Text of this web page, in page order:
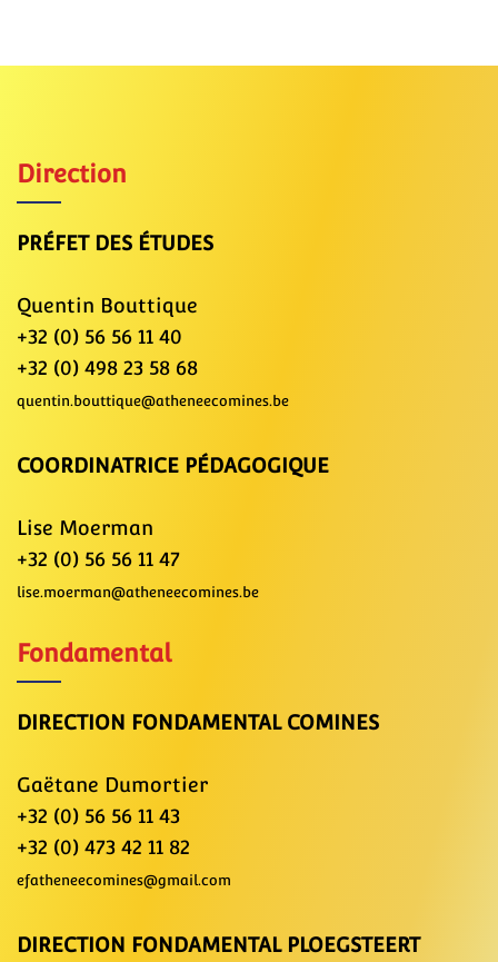
Direction
PRÉFET DES ÉTUDES
Quentin Bouttique
+32 (0) 56 56 11 40
+32 (0) 498 23 58 68
quentin.bouttique@atheneecomines.be
COORDINATRICE PÉDAGOGIQUE
Lise Moerman
+32 (0) 56 56 11 47
lise.moerman@atheneecomines.be
Fondamental
DIRECTION FONDAMENTAL COMINES
Gaëtane Dumortier
+32 (0) 56 56 11 43
+32 (0) 473 42 11 82
efatheneecomines@gmail.com
DIRECTION FONDAMENTAL PLOEGSTEERT